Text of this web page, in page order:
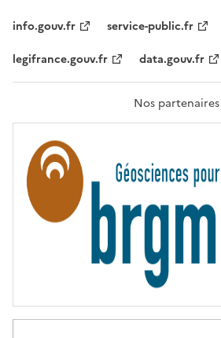
F
A
T
R
T
É
info.gouv.fr
service-public.fr
legifrance.gouv.fr
data.gouv.fr
Nos partenaires